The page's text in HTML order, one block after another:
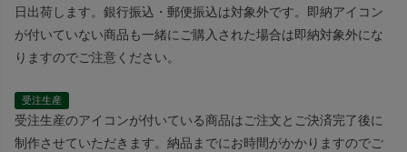
日出荷します。銀行振込・郵便振込は対象外です。即納アイコン
が付いていない商品も一緒にご購入された場合は即納対象外にな
りますのでご注意ください。
受注生産
受注生産のアイコンが付いている商品はご注文とご決済完了後に
制作させていただきます。納品までにお時間がかかりますのでご